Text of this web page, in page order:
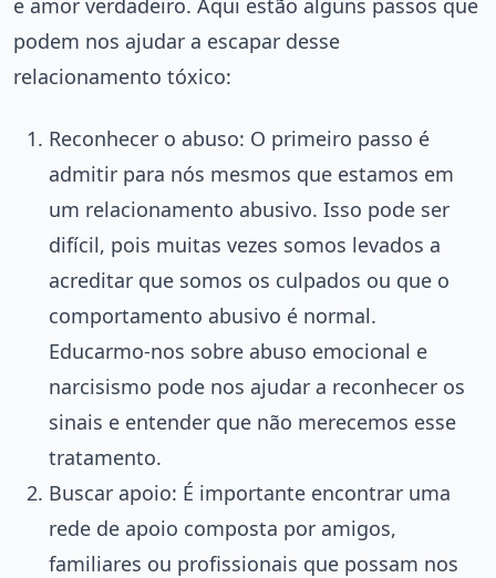
e amor verdadeiro. Aqui estão alguns passos que
podem nos ajudar a escapar desse
relacionamento tóxico:
Reconhecer o abuso: O primeiro passo é
admitir para nós mesmos que estamos em
um relacionamento abusivo. Isso pode ser
difícil, pois muitas vezes somos levados a
acreditar que somos os culpados ou que o
comportamento abusivo é normal.
Educarmo-nos sobre abuso emocional e
narcisismo pode nos ajudar a reconhecer os
sinais e entender que não merecemos esse
tratamento.
Buscar apoio: É importante encontrar uma
rede de apoio composta por amigos,
familiares ou profissionais que possam nos